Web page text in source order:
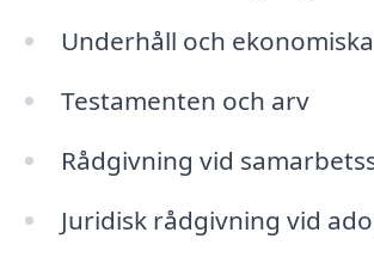
Underhåll och
Testamenten och arv
Rådgivning vid
Juridisk rådgivning vid